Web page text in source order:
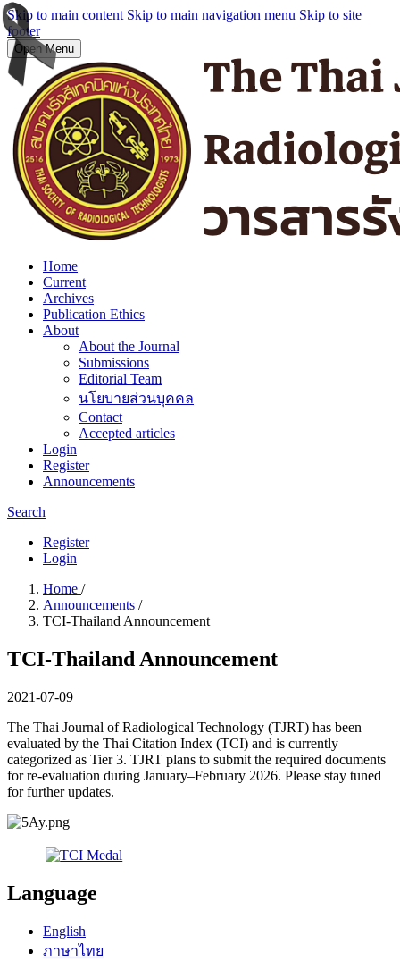
Skip to main content Skip to main navigation menu Skip to site
footer
Open Menu
Home
Current
Archives
Publication Ethics
About
About the Journal
Submissions
Editorial Team
นโยบายส่วนบุคคล
Contact
Accepted articles
Login
Register
Announcements
Search
Register
Login
Home /
Announcements /
TCI-Thailand Announcement
TCI-Thailand Announcement
2021-07-09
The Thai Journal of Radiological Technology (TJRT) has been
evaluated by the Thai Citation Index (TCI) and is currently
categorized as Tier 3. TJRT plans to submit the required documents
for re-evaluation during January–February 2026. Please stay tuned
for further updates.
Language
English
ภาษาไทย